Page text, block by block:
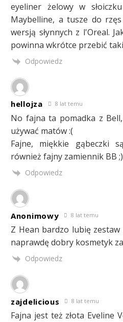
eyeliner żelowy w
Maybelline, a tusze do
wersją słynnych z l'Oreal.
powinna wkrótce przebić
Odpowiedz
hellojza 8 lat temu
No fajna ta pomadka z
używać matów :(
Fajne, miękkie gąbeczki
również fajny zamiennik BB ;)
Odpowiedz
Anonimowy 8 lat temu
Z Hean bardzo lubię
naprawdę dobry kosmetyk za
Odpowiedz
zajdelicious 8 lat temu
Fajna jest też złota Eveline